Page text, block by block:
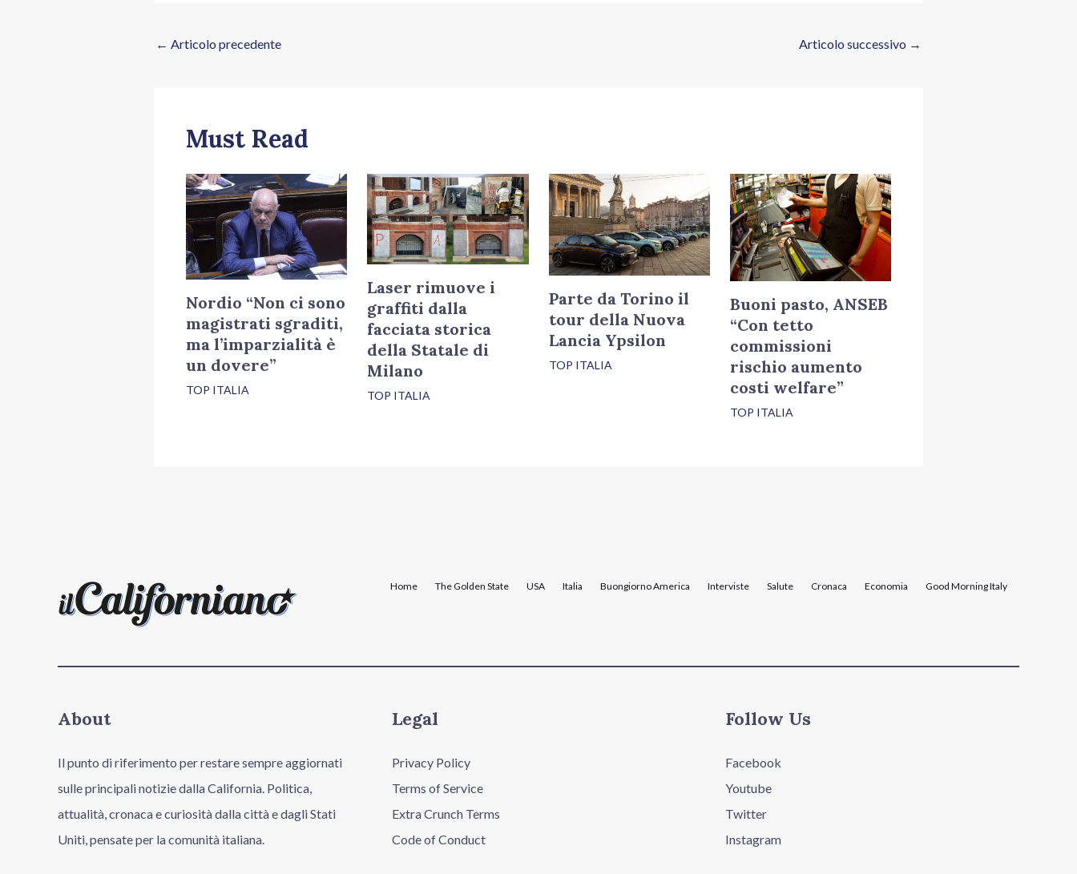
← Articolo precedente Articolo successivo →
Must Read
Nordio “Non ci sono
magistrati sgraditi,
ma l’imparzialità è
un dovere”
TOP ITALIA
Laser rimuove i
graffiti dalla
facciata storica
della Statale di
Milano
TOP ITALIA
Parte da Torino il
tour della Nuova
Lancia Ypsilon
TOP ITALIA
Buoni pasto, ANSEB
“Con tetto
commissioni
rischio aumento
costi welfare”
TOP ITALIA
Home The Golden State USA Italia Buongiorno America Interviste Salute Cronaca Economia Good Morning Italy
About
Il punto di riferimento per restare sempre aggiornati
sulle principali notizie dalla California. Politica,
attualità, cronaca e curiosità dalla città e dagli Stati
Uniti, pensate per la comunità italiana.
Legal
Privacy Policy
Terms of Service
Extra Crunch Terms
Code of Conduct
Follow Us
Facebook
Youtube
Twitter
Instagram